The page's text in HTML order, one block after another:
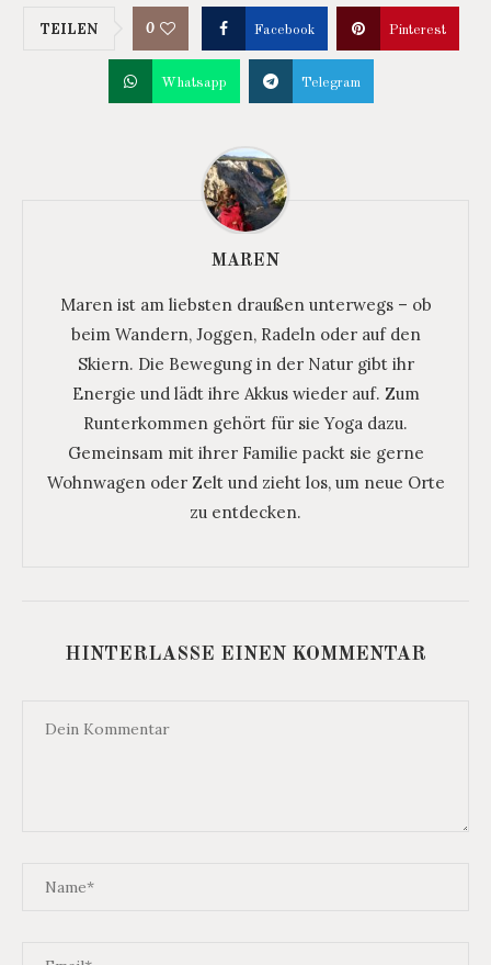
TEILEN 0 Facebook Pinterest
Whatsapp Telegram
MAREN
Maren ist am liebsten draußen unterwegs – ob
beim Wandern, Joggen, Radeln oder auf den
Skiern. Die Bewegung in der Natur gibt ihr
Energie und lädt ihre Akkus wieder auf. Zum
Runterkommen gehört für sie Yoga dazu.
Gemeinsam mit ihrer Familie packt sie gerne
Wohnwagen oder Zelt und zieht los, um neue Orte
zu entdecken.
HINTERLASSE EINEN KOMMENTAR